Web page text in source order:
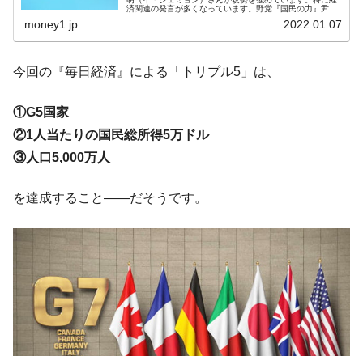
『Money1』
韓国鉄鋼最大手『POSCO』ズブズブ沈む。
営業利益80.2％も減少
『Money1』
米国下院「韓国の公務員個人をターゲット
する差別。許してはおかぬ
『Money1』
韓国ボンクラ政策室長･金容範、株価暴落に
他人事のような発言。
業績「史上最高益」当期純利益は前年同期比13.4倍に。
夏の甲子園、優勝校を最も多く輩出している都道
府県とは？
Fact1 今話題の「楽天ライオンズ」とは？
奇跡の毛色「白毛馬」とは？
済関連の発言が多くなっています。野党『国民の力』尹錫
money1.jp 2022.01.07
今回の『毎日経済』による「トリプル5」は、
①G5国家
②1人当たりの国民総所得5万ドル
③人口5,000万人
を達成すること――だそうです。